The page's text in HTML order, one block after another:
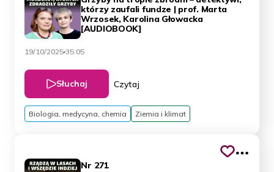
którzy zaufali fundze | prof. Marta
Wrzosek, Karolina Głowacka
[AUDIOBOOK]
19/10/2025 35:05
Słuchaj Czytaj
Biologia, medycyna, chemia Ziemia i klimat
Nr 271